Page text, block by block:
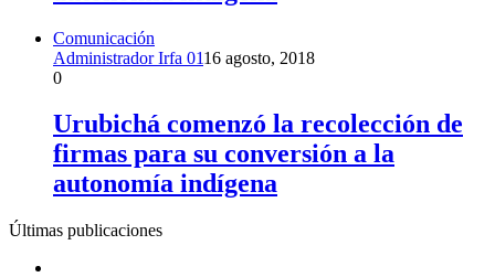
Comunicación
Administrador Irfa 0116 agosto, 2018
0
Urubichá comenzó la recolección de
firmas para su conversión a la
autonomía indígena
Últimas publicaciones